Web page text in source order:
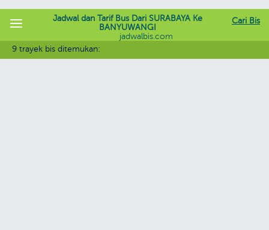
Cari Bis
Jadwal dan Tarif Bus Dari SURABAYA Ke
BANYUWANGI
jadwalbis.com
9 trayek bis ditemukan: